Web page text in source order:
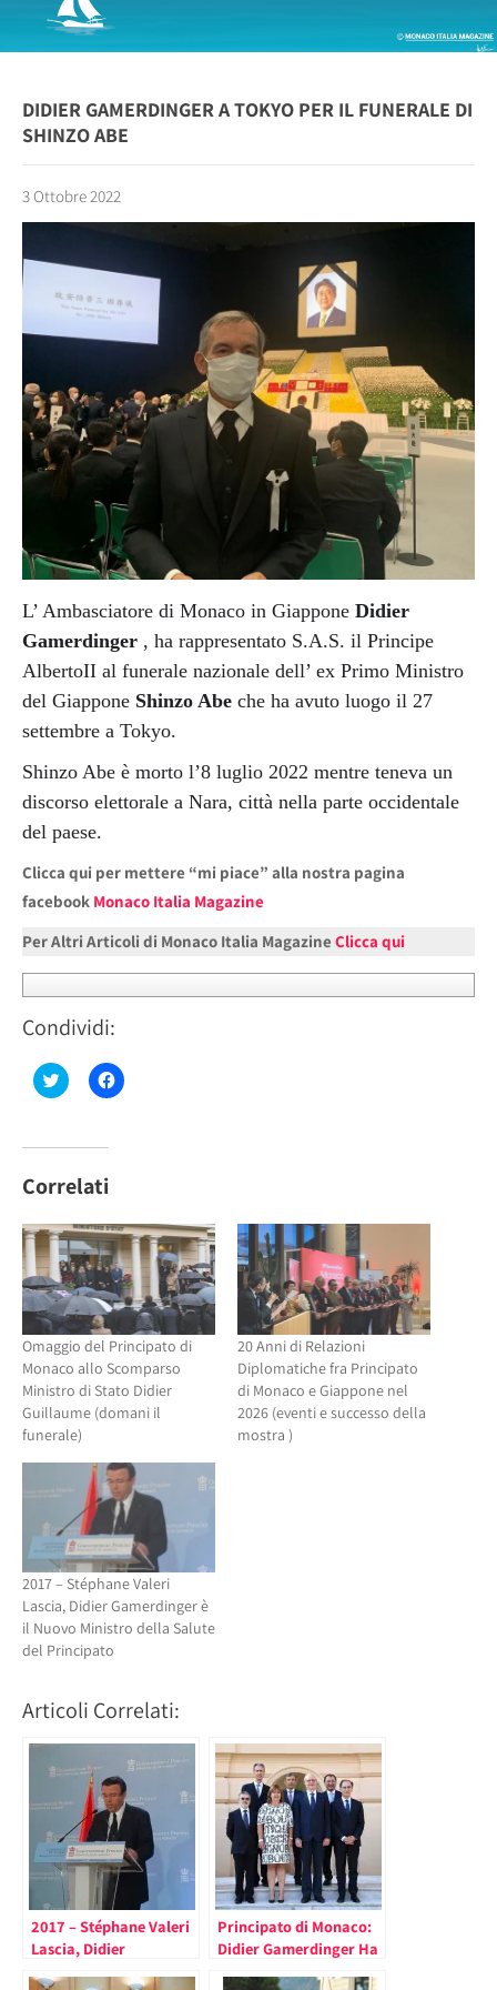
DIDIER GAMERDINGER A TOKYO PER IL FUNERALE DI
SHINZO ABE
3 Ottobre 2022
L’ Ambasciatore di Monaco in Giappone Didier
Gamerdinger , ha rappresentato S.A.S. il Principe
AlbertoII al funerale nazionale dell’ ex Primo Ministro
del Giappone Shinzo Abe che ha avuto luogo il 27
settembre a Tokyo.
Shinzo Abe è morto l’8 luglio 2022 mentre teneva un
discorso elettorale a Nara, città nella parte occidentale
del paese.
Clicca qui per mettere “mi piace” alla nostra pagina
facebook Monaco Italia Magazine
Per Altri Articoli di Monaco Italia Magazine Clicca qui
Condividi:
Fai
clic
su
(Si
apre
una
nuova
finestra)
Fai
clic
nuova
finestra)
Correlati
Omaggio del Principato di
Monaco allo Scomparso
Ministro di Stato Didier
Guillaume (domani il
funerale)
20 Anni di Relazioni
Diplomatiche fra Principato
di Monaco e Giappone nel
2026 (eventi e successo della
mostra )
2017 – Stéphane Valeri
Lascia, Didier Gamerdinger è
il Nuovo Ministro della Salute
del Principato
Articoli Correlati:
2017 – Stéphane Valeri
Lascia, Didier
Principato di Monaco:
Didier Gamerdinger Ha